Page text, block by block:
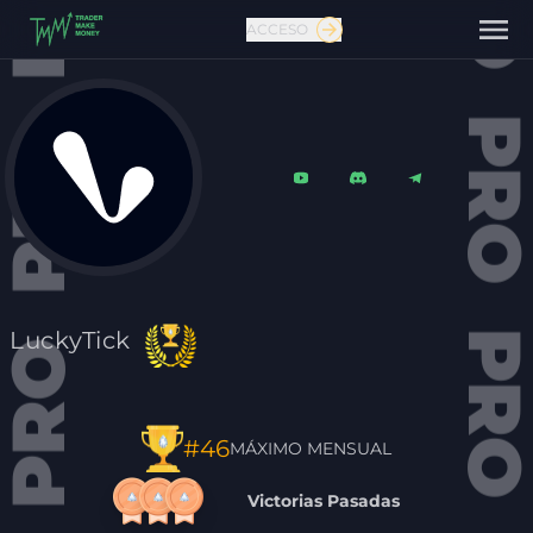
Contáctanos
ACCESO
LuckyTick
#46MÁXIMO MENSUAL
Victorias Pasadas